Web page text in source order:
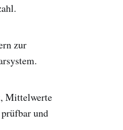
zur
Mittelwerte
und